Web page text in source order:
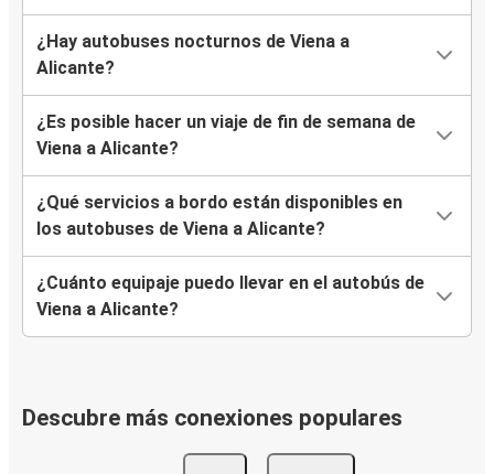
¿Hay autobuses nocturnos de Viena a
Alicante?
¿Es posible hacer un viaje de fin de semana de
Viena a Alicante?
¿Qué servicios a bordo están disponibles en
los autobuses de Viena a Alicante?
¿Cuánto equipaje puedo llevar en el autobús de
Viena a Alicante?
Descubre más conexiones populares